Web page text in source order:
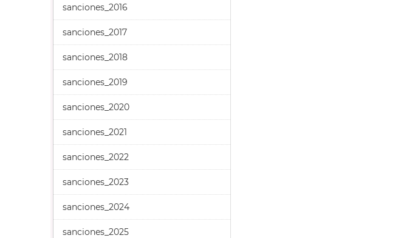
sanciones_2016
sanciones_2017
sanciones_2018
sanciones_2019
sanciones_2020
sanciones_2021
sanciones_2022
sanciones_2023
sanciones_2024
sanciones_2025